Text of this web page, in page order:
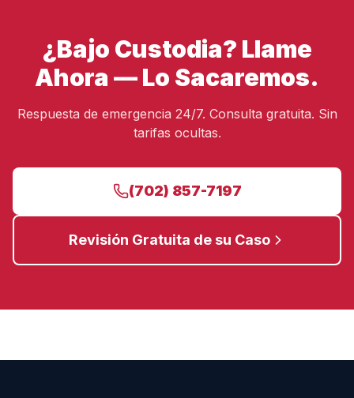
¿Bajo Custodia? Llame
Ahora — Lo Sacaremos.
Respuesta de emergencia 24/7. Consulta gratuita. Sin
tarifas ocultas.
(702) 857-7197
Revisión Gratuita de su Caso